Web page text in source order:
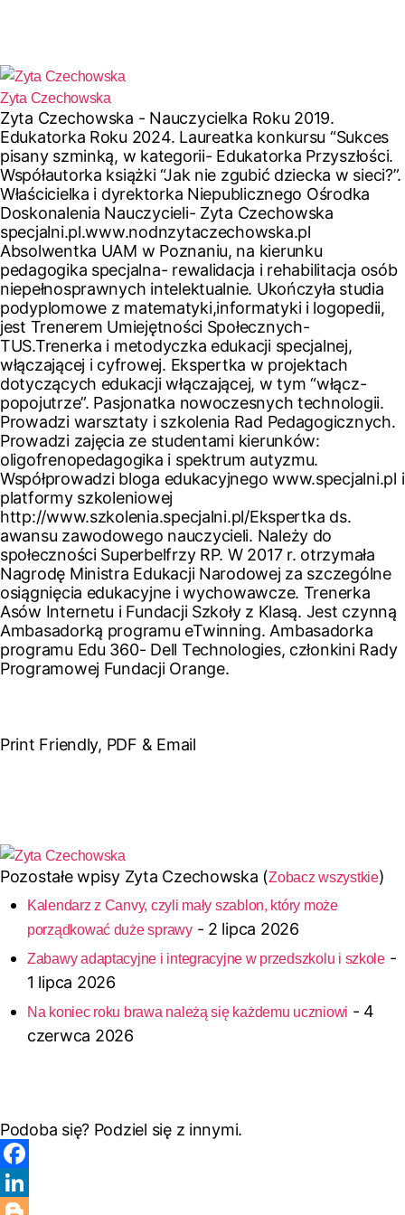
Zyta Czechowska
Zyta Czechowska - Nauczycielka Roku 2019.
Edukatorka Roku 2024. Laureatka konkursu “Sukces
pisany szminką, w kategorii- Edukatorka Przyszłości.
Współautorka książki “Jak nie zgubić dziecka w sieci?”.
Właścicielka i dyrektorka Niepublicznego Ośrodka
Doskonalenia Nauczycieli- Zyta Czechowska
specjalni.pl.www.nodnzytaczechowska.pl
Absolwentka UAM w Poznaniu, na kierunku
pedagogika specjalna- rewalidacja i rehabilitacja osób
niepełnosprawnych intelektualnie. Ukończyła studia
podyplomowe z matematyki,informatyki i logopedii,
jest Trenerem Umiejętności Społecznych-
TUS.Trenerka i metodyczka edukacji specjalnej,
włączającej i cyfrowej. Ekspertka w projektach
dotyczących edukacji włączającej, w tym “włącz-
popojutrze”. Pasjonatka nowoczesnych technologii.
Prowadzi warsztaty i szkolenia Rad Pedagogicznych.
Prowadzi zajęcia ze studentami kierunków:
oligofrenopedagogika i spektrum autyzmu.
Współprowadzi bloga edukacyjnego www.specjalni.pl i
platformy szkoleniowej
http://www.szkolenia.specjalni.pl/Ekspertka ds.
awansu zawodowego nauczycieli. Należy do
społeczności Superbelfrzy RP. W 2017 r. otrzymała
Nagrodę Ministra Edukacji Narodowej za szczególne
osiągnięcia edukacyjne i wychowawcze. Trenerka
Asów Internetu i Fundacji Szkoły z Klasą. Jest czynną
Ambasadorką programu eTwinning. Ambasadorka
programu Edu 360- Dell Technologies, członkini Rady
Programowej Fundacji Orange.
Print Friendly, PDF & Email
Pozostałe wpisy Zyta Czechowska (Zobacz wszystkie)
Kalendarz z Canvy, czyli mały szablon, który może
porządkować duże sprawy- 2 lipca 2026
Zabawy adaptacyjne i integracyjne w przedszkolu i szkole-
1 lipca 2026
Na koniec roku brawa należą się każdemu uczniowi - 4
czerwca 2026
Podoba się? Podziel się z innymi.
F
aL